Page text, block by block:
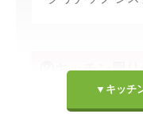
▼キッチ
②キッチン周